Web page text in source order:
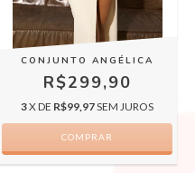
CONJUNTO ANGÉLICA
R$299,90
3X DE R$99,97SEM JUROS
COMPRAR